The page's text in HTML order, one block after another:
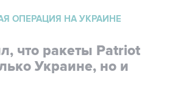
ОПЕРАЦИЯ НА УКРАИНЕ
что ракеты Patriot
Украине, но и